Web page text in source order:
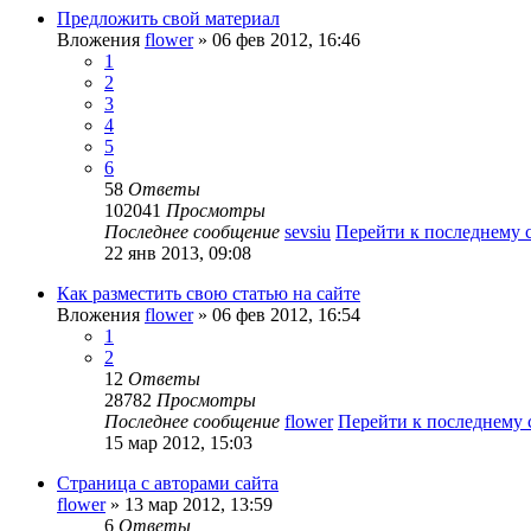
Предложить свой материал
Вложения flower» 06 фев 2012, 16:46
1
2
3
4
5
6
58 Ответы
102041 Просмотры
Последнее сообщение sevsiu Перейти к последнему
22 янв 2013, 09:08
Как разместить свою статью на сайте
Вложения flower» 06 фев 2012, 16:54
1
2
12 Ответы
28782 Просмотры
Последнее сообщение flower Перейти к
15 мар 2012, 15:03
Страница с авторами сайта
flower» 13 мар 2012, 13:59
6 Ответы